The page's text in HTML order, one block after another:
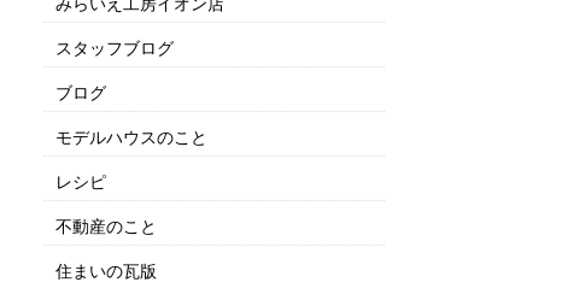
スタッフブログ
ブログ
モデルハウスのこと
レシピ
不動産のこと
住まいの瓦版